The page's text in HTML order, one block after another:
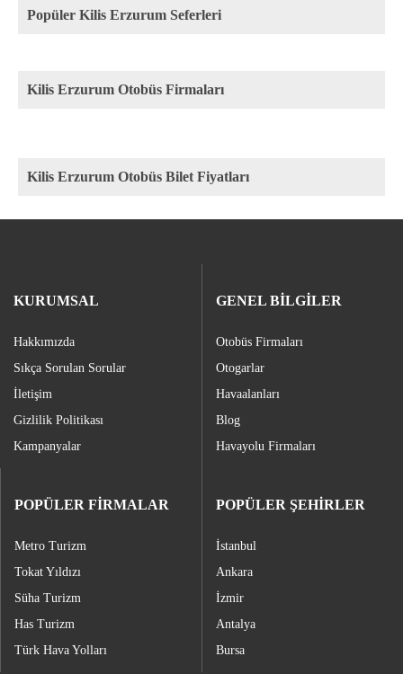
Popüler Kilis Erzurum Seferleri
Kilis Erzurum Otobüs Firmaları
Kilis Erzurum Otobüs Bilet Fiyatları
KURUMSAL
Hakkımızda
Sıkça Sorulan Sorular
İletişim
Gizlilik Politikası
Kampanyalar
GENEL BİLGİLER
Otobüs Firmaları
Otogarlar
Havaalanları
Blog
Havayolu Firmaları
POPÜLER FİRMALAR
Metro Turizm
Tokat Yıldızı
Süha Turizm
Has Turizm
Türk Hava Yolları
POPÜLER ŞEHİRLER
İstanbul
Ankara
İzmir
Antalya
Bursa